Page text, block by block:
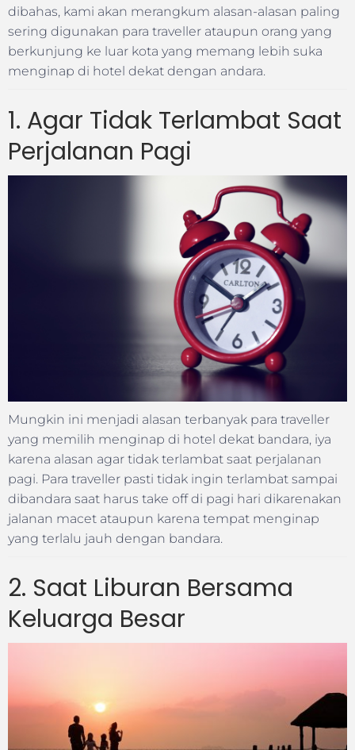
dibahas, kami akan merangkum alasan-alasan paling
sering digunakan para traveller ataupun orang yang
berkunjung ke luar kota yang memang lebih suka
menginap di hotel dekat dengan andara.
1. Agar Tidak Terlambat Saat
Perjalanan Pagi
Mungkin ini menjadi alasan terbanyak para traveller
yang memilih menginap di hotel dekat bandara, iya
karena alasan agar tidak terlambat saat perjalanan
pagi. Para traveller pasti tidak ingin terlambat sampai
dibandara saat harus take off di pagi hari dikarenakan
jalanan macet ataupun karena tempat menginap
yang terlalu jauh dengan bandara.
2. Saat Liburan Bersama
Keluarga Besar